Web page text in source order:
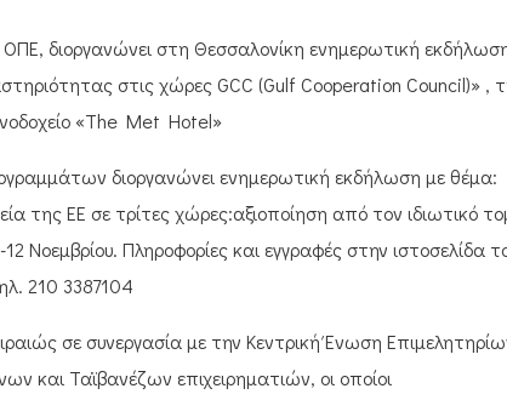
διοργανώνει στη Θεσσαλονίκη ενημερωτική
στις χώρες GCC (Gulf Cooperation Council)» ,
«The Met Hotel»
διοργανώνει ενημερωτική εκδήλωση με θέμα:
της ΕΕ σε τρίτες χώρες:αξιοποίηση από τον ιδιωτικό
Πληροφορίες και εγγραφές στην ιστοσελίδα
210 3387104
σε συνεργασία με την Κεντρική Ένωση
και Ταϊβανέζων επιχειρηματιών, οι οποίοι